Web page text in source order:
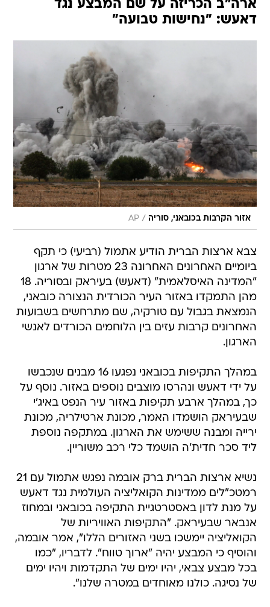
ארה"ב הכריזה על שם המבצע נגד
דאעש: "נחישות טבועה"
אזור הקרבות בכובאני, סוריה /
AP
צבא ארצות הברית הודיע אתמול (רביעי) כי תקף
ביומיים האחרונים האחרונה 23 מטרות של ארגון
"המדינה האיסלאמית" (דאעש) בעיראק ובסוריה. 18
מהן התמקדו באזור העיר הכורדית הנצורה כובאני,
הנמצאת בגבול עם טורקיה, שם מתרחשים בשבועות
האחרונים קרבות עזים בין הלוחמים הכורדים לאנשי
הארגון.
במהלך התקיפות בכובאני נפגעו 16 מבנים שנכבשו
על ידי דאעש ונהרסו מוצבים נוספים באזור. נוסף על
כך, במהלך ארבע תקיפות באזור עיר הנפט באיג'י
שבעיראק הושמדו האמר, מכונת ארטילריה, מכונת
ירייה ומבנה ששימש את הארגון. במתקפה נוספת
ליד סכר חדית'ה הושמד כלי רכב משוריין.
נשיא ארצות הברית ברק אובמה נפגש אתמול עם 21
רמטכ"לים ממדינות הקואליציה העולמית נגד דאעש
על מנת לדון באסטרטגיית התקיפה בכובאני ובמחוז
אנבאר שבעיראק. "התקיפות האוויריות של
הקואליציה יימשכו בשני האזורים הללו", אמר אובמה,
והוסיף כי המבצע יהיה "ארוך טווח". לדבריו, "כמו
בכל מבצע צבאי, יהיו ימים של התקדמות ויהיו ימים
של נסיגה. כולנו מאוחדים במטרה שלנו".